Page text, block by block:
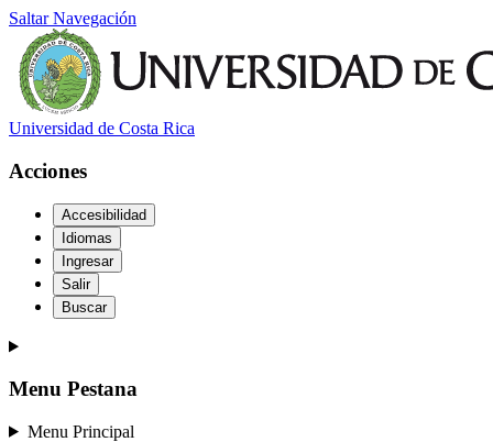
Saltar Navegación
Universidad de Costa Rica
Acciones
Accesibilidad
Idiomas
Ingresar
Salir
Buscar
Menu Pestana
Menu Principal